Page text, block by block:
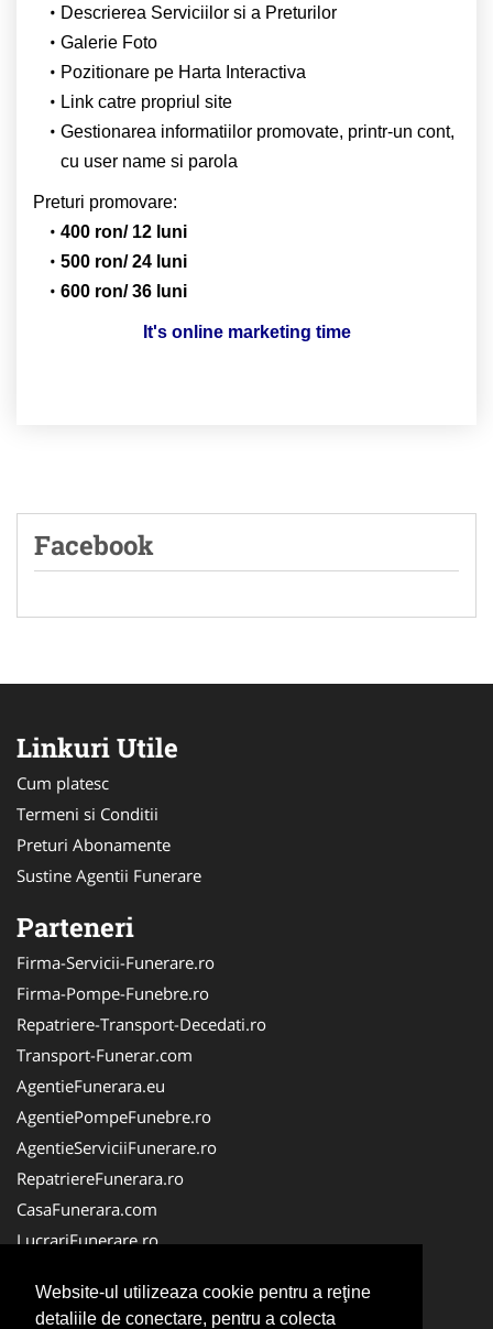
Website-ul utilizeaza cookie pentru a reţine
detaliile de conectare, pentru a colecta
Descrierea Serviciilor si a Preturilor
Galerie Foto
Pozitionare pe Harta Interactiva
Link catre propriul site
Gestionarea informatiilor promovate, printr-un cont,
cu user name si parola
Preturi promovare:
400 ron/ 12 luni
500 ron/ 24 luni
600 ron/ 36 luni
It's online marketing time
Facebook
Linkuri Utile
Cum platesc
Termeni si Conditii
Preturi Abonamente
Sustine Agentii Funerare
Parteneri
Firma-Servicii-Funerare.ro
Firma-Pompe-Funebre.ro
Repatriere-Transport-Decedati.ro
Transport-Funerar.com
AgentieFunerara.eu
AgentiePompeFunebre.ro
AgentieServiciiFunerare.ro
RepatriereFunerara.ro
CasaFunerara.com
LucrariFunerare.ro
ParastasesiPomeni.ro